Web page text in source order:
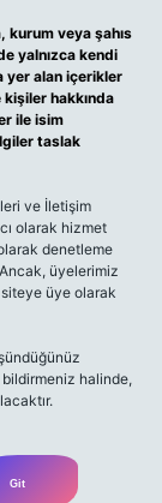
veya şahıs
yalnızca kendi
yer alan içerikler
hakkında
ile isim
taslak
ve İletişim
olarak hizmet
denetleme
üyelerimiz
üye olarak
halinde,